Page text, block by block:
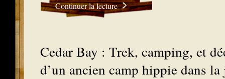
Continuer la lecture
Cedar Bay : Trek, camping, et
d’un ancien camp hippie dans